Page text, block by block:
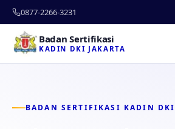
0877-2266-3231
Badan Sertifikasi
KADIN DKI JAKARTA
BADAN SERTIFIKASI KADIN DKI